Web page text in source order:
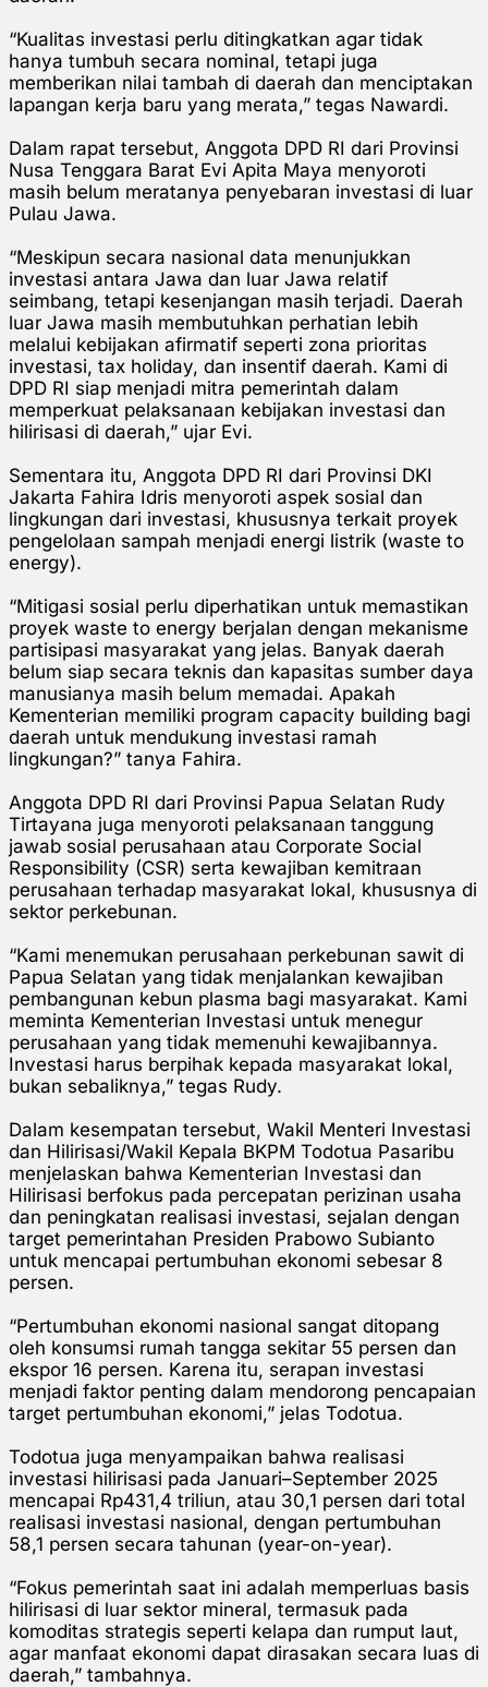
“Kualitas investasi perlu ditingkatkan agar tidak
hanya tumbuh secara nominal, tetapi juga
memberikan nilai tambah di daerah dan menciptakan
lapangan kerja baru yang merata,” tegas Nawardi.
Dalam rapat tersebut, Anggota DPD RI dari Provinsi
Nusa Tenggara Barat Evi Apita Maya menyoroti
masih belum meratanya penyebaran investasi di luar
Pulau Jawa.
“Meskipun secara nasional data menunjukkan
investasi antara Jawa dan luar Jawa relatif
seimbang, tetapi kesenjangan masih terjadi. Daerah
luar Jawa masih membutuhkan perhatian lebih
melalui kebijakan afirmatif seperti zona prioritas
investasi, tax holiday, dan insentif daerah. Kami di
DPD RI siap menjadi mitra pemerintah dalam
memperkuat pelaksanaan kebijakan investasi dan
hilirisasi di daerah,” ujar Evi.
Sementara itu, Anggota DPD RI dari Provinsi DKI
Jakarta Fahira Idris menyoroti aspek sosial dan
lingkungan dari investasi, khususnya terkait proyek
pengelolaan sampah menjadi energi listrik (waste to
energy).
“Mitigasi sosial perlu diperhatikan untuk memastikan
proyek waste to energy berjalan dengan mekanisme
partisipasi masyarakat yang jelas. Banyak daerah
belum siap secara teknis dan kapasitas sumber daya
manusianya masih belum memadai. Apakah
Kementerian memiliki program capacity building bagi
daerah untuk mendukung investasi ramah
lingkungan?” tanya Fahira.
Anggota DPD RI dari Provinsi Papua Selatan Rudy
Tirtayana juga menyoroti pelaksanaan tanggung
jawab sosial perusahaan atau Corporate Social
Responsibility (CSR) serta kewajiban kemitraan
perusahaan terhadap masyarakat lokal, khususnya di
sektor perkebunan.
“Kami menemukan perusahaan perkebunan sawit di
Papua Selatan yang tidak menjalankan kewajiban
pembangunan kebun plasma bagi masyarakat. Kami
meminta Kementerian Investasi untuk menegur
perusahaan yang tidak memenuhi kewajibannya.
Investasi harus berpihak kepada masyarakat lokal,
bukan sebaliknya,” tegas Rudy.
Dalam kesempatan tersebut, Wakil Menteri Investasi
dan Hilirisasi/Wakil Kepala BKPM Todotua Pasaribu
menjelaskan bahwa Kementerian Investasi dan
Hilirisasi berfokus pada percepatan perizinan usaha
dan peningkatan realisasi investasi, sejalan dengan
target pemerintahan Presiden Prabowo Subianto
untuk mencapai pertumbuhan ekonomi sebesar 8
persen.
“Pertumbuhan ekonomi nasional sangat ditopang
oleh konsumsi rumah tangga sekitar 55 persen dan
ekspor 16 persen. Karena itu, serapan investasi
menjadi faktor penting dalam mendorong pencapaian
target pertumbuhan ekonomi,” jelas Todotua.
Todotua juga menyampaikan bahwa realisasi
investasi hilirisasi pada Januari–September 2025
mencapai Rp431,4 triliun, atau 30,1 persen dari total
realisasi investasi nasional, dengan pertumbuhan
58,1 persen secara tahunan (year-on-year).
“Fokus pemerintah saat ini adalah memperluas basis
hilirisasi di luar sektor mineral, termasuk pada
komoditas strategis seperti kelapa dan rumput laut,
agar manfaat ekonomi dapat dirasakan secara luas di
daerah,” tambahnya.